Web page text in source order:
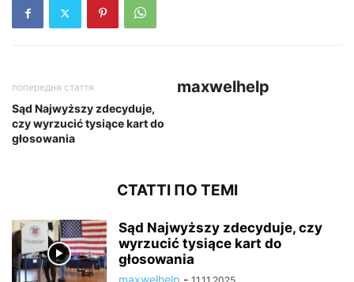
попередня стаття
Sąd Najwyższy zdecyduje,
czy wyrzucić tysiące kart do
głosowania
maxwelhelp
СТАТТІ ПО ТЕМІ
Sąd Najwyższy zdecyduje, czy
wyrzucić tysiące kart do
głosowania
maxwelhelp -